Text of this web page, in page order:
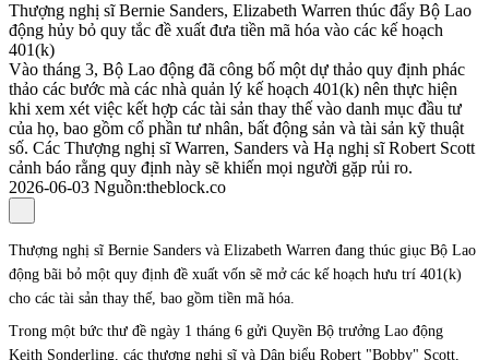
Thượng nghị sĩ Bernie Sanders, Elizabeth Warren thúc đẩy Bộ Lao
động hủy bỏ quy tắc đề xuất đưa tiền mã hóa vào các kế hoạch
401(k)
Vào tháng 3, Bộ Lao động đã công bố một dự thảo quy định phác
thảo các bước mà các nhà quản lý kế hoạch 401(k) nên thực hiện
khi xem xét việc kết hợp các tài sản thay thế vào danh mục đầu tư
của họ, bao gồm cổ phần tư nhân, bất động sản và tài sản kỹ thuật
số. Các Thượng nghị sĩ Warren, Sanders và Hạ nghị sĩ Robert Scott
cảnh báo rằng quy định này sẽ khiến mọi người gặp rủi ro.
2026-06-03 Nguồn:theblock.co
Thượng nghị sĩ Bernie Sanders và Elizabeth Warren đang thúc giục Bộ Lao
động bãi bỏ một quy định đề xuất vốn sẽ mở các kế hoạch hưu trí 401(k)
cho các tài sản thay thế, bao gồm tiền mã hóa.
Trong một bức thư đề ngày 1 tháng 6 gửi Quyền Bộ trưởng Lao động
Keith Sonderling, các thượng nghị sĩ và Dân biểu Robert "Bobby" Scott,